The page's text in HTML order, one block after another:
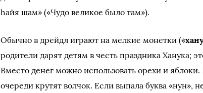
hайя шам» («Чудо великое было там»).
Обычно в дрейдл играют на мелкие монетки («
родители дарят детям в честь праздника Ханука;
Вместо денег можно использовать орехи и
очереди крутят волчок. Если выпала буква «нун»,